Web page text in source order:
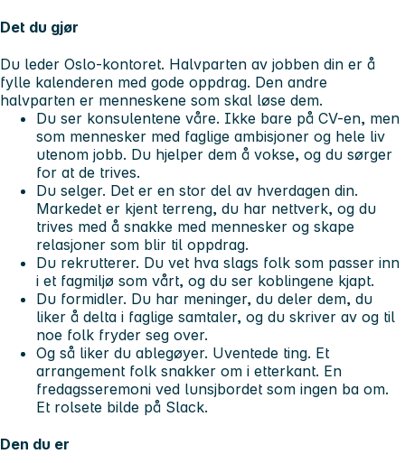
Det du gjør
Du leder Oslo-kontoret. Halvparten av jobben din er å
fylle kalenderen med gode oppdrag. Den andre
halvparten er menneskene som skal løse dem.
Du ser konsulentene våre. Ikke bare på CV-en, men
som mennesker med faglige ambisjoner og hele liv
utenom jobb. Du hjelper dem å vokse, og du sørger
for at de trives.
Du selger. Det er en stor del av hverdagen din.
Markedet er kjent terreng, du har nettverk, og du
trives med å snakke med mennesker og skape
relasjoner som blir til oppdrag.
Du rekrutterer. Du vet hva slags folk som passer inn
i et fagmiljø som vårt, og du ser koblingene kjapt.
Du formidler. Du har meninger, du deler dem, du
liker å delta i faglige samtaler, og du skriver av og til
noe folk fryder seg over.
Og så liker du ablegøyer. Uventede ting. Et
arrangement folk snakker om i etterkant. En
fredagsseremoni ved lunsjbordet som ingen ba om.
Et rolsete bilde på Slack.
Den du er